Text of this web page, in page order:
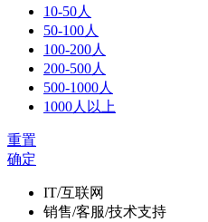
10-50人
50-100人
100-200人
200-500人
500-1000人
1000人以上
重置
确定
IT/互联网
销售/客服/技术支持